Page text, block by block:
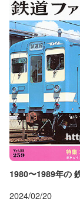
1980〜1989年の
2024/02/20